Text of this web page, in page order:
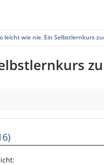
leicht wie nie. Ein Selbstlernkurs